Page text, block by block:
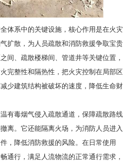
体系中的关键设施，核心作用是在火灾
扩散，为人员疏散和消防救援争取宝贵
间、疏散楼梯间、管道井等关键位置，
完整性和隔热性，把火灾控制在局部区
少建筑结构被破坏的速度，降低生命财
有毒烟气侵入疏散通道，保障疏散路线
离。它还能隔离火场，为消防人员进入
，降低消防救援的风险。在日常使用
通行，满足人流物流的正常通行需求，